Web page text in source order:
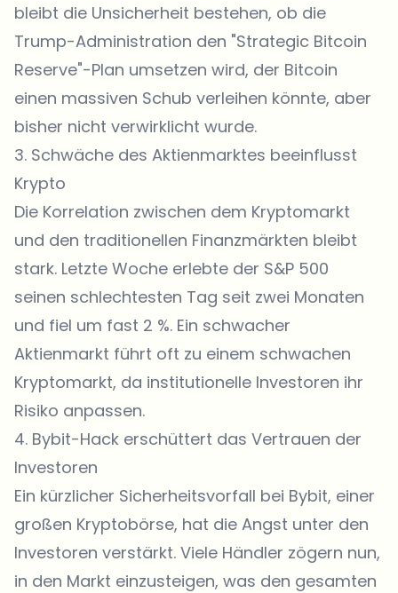
bleibt die Unsicherheit bestehen, ob die
Trump-Administration den "Strategic Bitcoin
Reserve"-Plan umsetzen wird, der Bitcoin
einen massiven Schub verleihen könnte, aber
bisher nicht verwirklicht wurde.
3. Schwäche des Aktienmarktes beeinflusst
Krypto
Die Korrelation zwischen dem Kryptomarkt
und den traditionellen Finanzmärkten bleibt
stark. Letzte Woche erlebte der S&P 500
seinen schlechtesten Tag seit zwei Monaten
und fiel um fast 2 %. Ein schwacher
Aktienmarkt führt oft zu einem schwachen
Kryptomarkt, da institutionelle Investoren ihr
Risiko anpassen.
4. Bybit-Hack erschüttert das Vertrauen der
Investoren
Ein kürzlicher Sicherheitsvorfall bei Bybit, einer
großen Kryptobörse, hat die Angst unter den
Investoren verstärkt. Viele Händler zögern nun,
in den Markt einzusteigen, was den gesamten